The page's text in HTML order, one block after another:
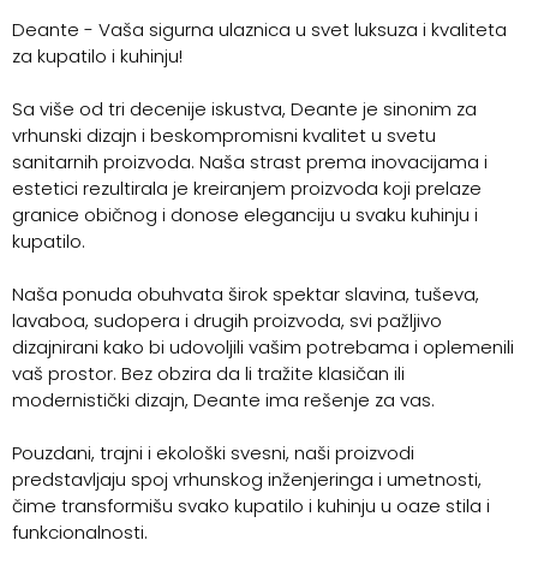
Deante - Vaša sigurna ulaznica u svet luksuza i kvaliteta
za kupatilo i kuhinju!
Sa više od tri decenije iskustva, Deante je sinonim za
vrhunski dizajn i beskompromisni kvalitet u svetu
sanitarnih proizvoda. Naša strast prema inovacijama i
estetici rezultirala je kreiranjem proizvoda koji prelaze
granice običnog i donose eleganciju u svaku kuhinju i
kupatilo.
Naša ponuda obuhvata širok spektar slavina, tuševa,
lavaboa, sudopera i drugih proizvoda, svi pažljivo
dizajnirani kako bi udovoljili vašim potrebama i oplemenili
vaš prostor. Bez obzira da li tražite klasičan ili
modernistički dizajn, Deante ima rešenje za vas.
Pouzdani, trajni i ekološki svesni, naši proizvodi
predstavljaju spoj vrhunskog inženjeringa i umetnosti,
čime transformišu svako kupatilo i kuhinju u oaze stila i
funkcionalnosti.